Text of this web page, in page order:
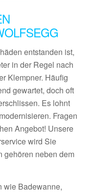
entstanden ist,
in der Regel nach
Klempner. Häufig
gewartet, doch oft
Es lohnt
Fragen
Angebot! Unsere
wird Sie
gehören neben dem
wie Badewanne,